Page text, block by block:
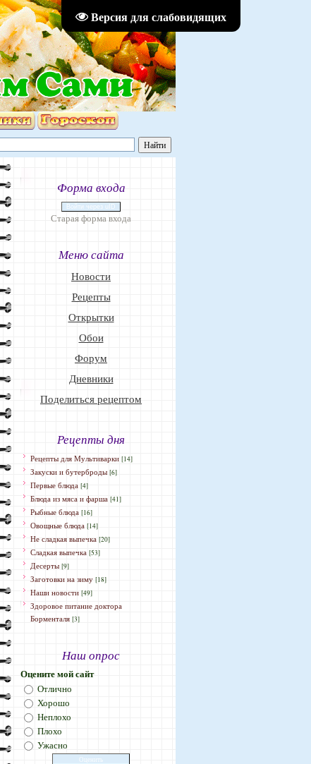
Версия для слабовидящих
Форма входа
Войти через uID
Старая форма входа
Меню сайта
Новости
Рецепты
Открытки
Обои
Форум
Дневники
Поделиться рецептом
Рецепты дня
Рецепты для Мультиварки [14]
Закуски и бутерброды [6]
Первые блюда [4]
Блюда из мяса и фарша [41]
Рыбные блюда [16]
Овощные блюда [14]
Не сладкая выпечка [20]
Сладкая выпечка [53]
Десерты [9]
Заготовки на зиму [18]
Наши новости [49]
Здоровое питание доктора
Борменталя [3]
Наш опрос
Оцените мой сайт
Отлично
Хорошо
Неплохо
Плохо
Ужасно